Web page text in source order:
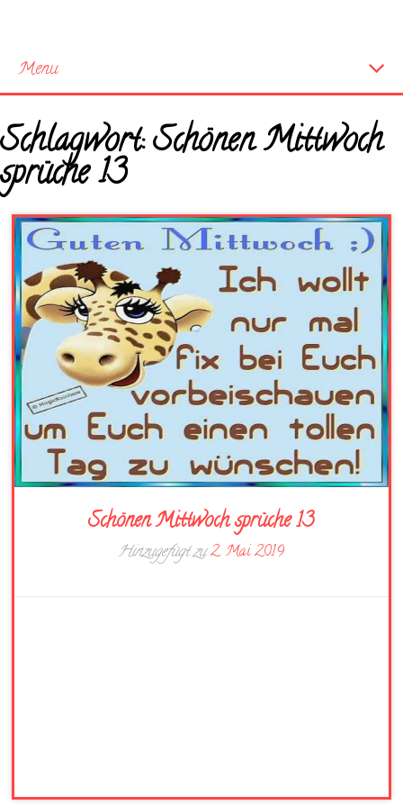
Menu
Startseite
Neue Bilder
Schlagwort:Schönen Mittwoch
sprüche 13
Schönen Mittwoch sprüche 13
Hinzugefügt zu2. Mai 2019